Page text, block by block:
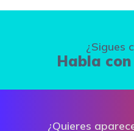
¿Sigues
Habla
¿Quieres